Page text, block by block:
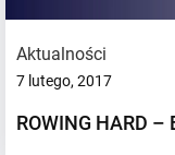
Aktualności
7 lutego, 2017
ROWING HARD